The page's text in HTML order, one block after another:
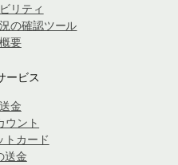
リティ
の確認ツール
要
ービス
金
ウント
トカード
送金